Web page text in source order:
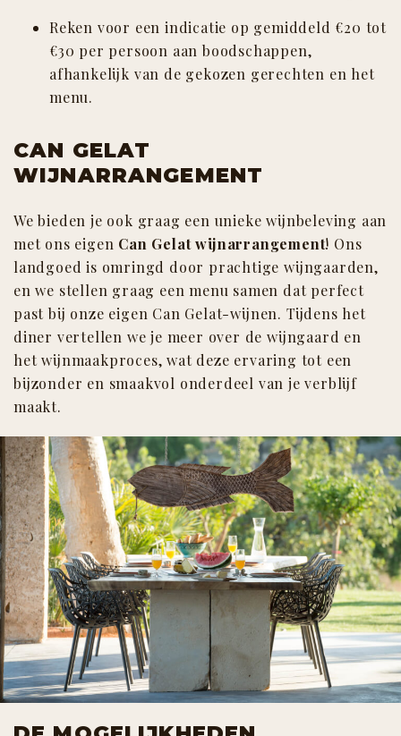
PRIVATE CHEF
Geniet van de luxe om thuis te blijven.
Reken voor een indicatie op gemiddeld €20 tot
€30 per persoon aan boodschappen,
afhankelijk van de gekozen gerechten en het
menu.
CAN GELAT
WIJNARRANGEMENT
We bieden je ook graag een unieke wijnbeleving aan
met ons eigen Can Gelat wijnarrangement! Ons
landgoed is omringd door prachtige wijngaarden,
en we stellen graag een menu samen dat perfect
past bij onze eigen Can Gelat-wijnen. Tijdens het
diner vertellen we je meer over de wijngaard en
het wijnmaakproces, wat deze ervaring tot een
bijzonder en smaakvol onderdeel van je verblijf
maakt.